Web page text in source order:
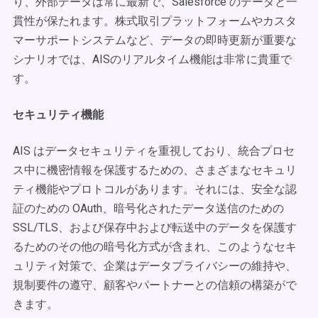
貫性が保たれます。株式取引プラットフォームやカスタ
マーサポートシステムなど、データの即時更新が重要な
シナリオでは、AISのリアルタイム機能は非常に貴重で
す。
セキュリティ機能
AIS はデータセキュリティを重視しており、統合プロセ
ス中に機密情報を保護するための、さまざまなセキュリ
ティ機能やプロトコルがあります。それには、安全な認
証のための OAuth、暗号化されたデータ送信のための
SSL/TLS、および保存中および転送中のデータを保護す
るためのその他の暗号化方式が含まれ、このようなセキ
ュリティ対策で、企業はデータプライバシーの維持や、
規制要件の遵守、顧客やパートナーとの信頼の構築がで
きます。